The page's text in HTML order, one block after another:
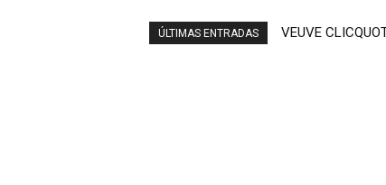
ÚLTIMAS ENTRADAS VEUVE
ARROPE (EN